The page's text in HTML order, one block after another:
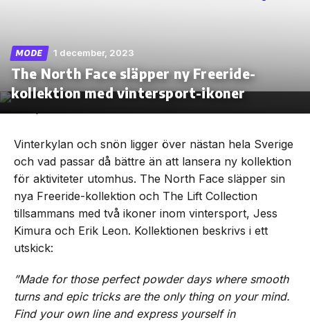
Skip
the
MODE 1 december, 2023
The North Face släpper ny Freeride-
kollektion med vintersport-ikoner
Vinterkylan och snön ligger över nästan hela Sverige
och vad passar då bättre än att lansera ny kollektion
för aktiviteter utomhus. The North Face släpper sin
nya Freeride-kollektion och The Lift Collection
tillsammans med två ikoner inom vintersport, Jess
Kimura och Erik Leon. Kollektionen beskrivs i ett
utskick:
”Made for those perfect powder days where smooth
turns and epic tricks are the only thing on your mind.
Find your own line and express yourself in